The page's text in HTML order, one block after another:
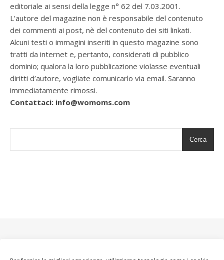
editoriale ai sensi della legge n° 62 del 7.03.2001.
L’autore del magazine non è responsabile del contenuto
dei commenti ai post, nè del contenuto dei siti linkati.
Alcuni testi o immagini inseriti in questo magazine sono
tratti da internet e, pertanto, considerati di pubblico
dominio; qualora la loro pubblicazione violasse eventuali
diritti d’autore, vogliate comunicarlo via email. Saranno
immediatamente rimossi.
Contattaci: info@womoms.com
Cerca